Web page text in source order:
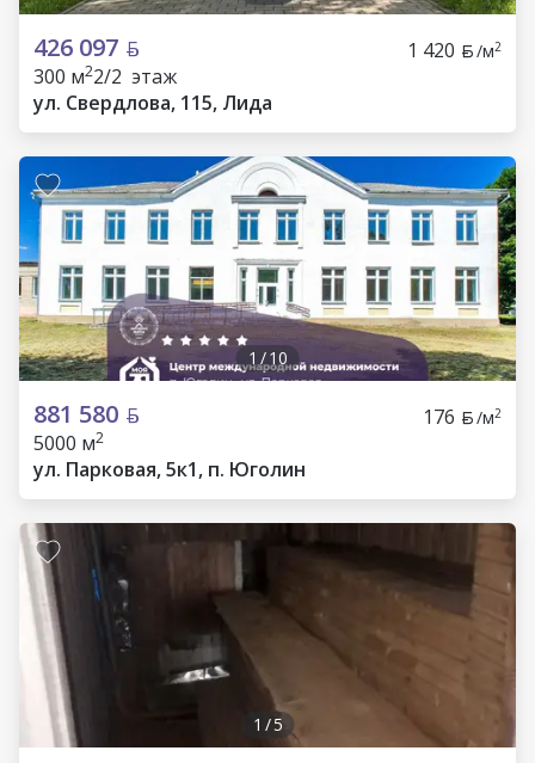
426 097 1 420 /м2
300 м22/2 этаж
ул. Свердлова, 115, Лида
1 /10
881 580 176 /м2
5000 м2
ул. Парковая, 5к1, п. Юголин
1 /5